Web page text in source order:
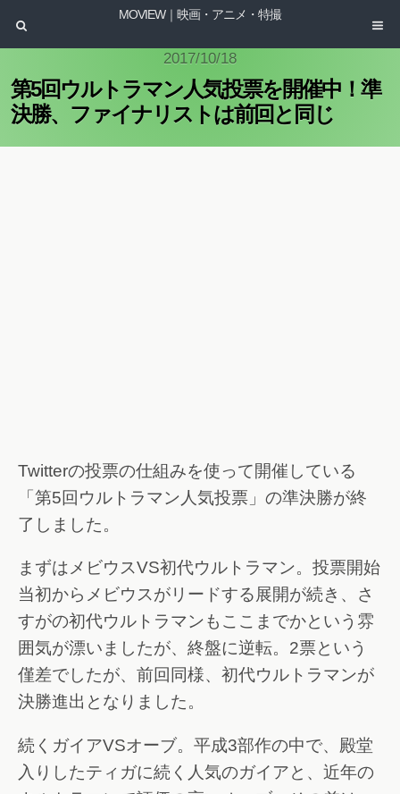
MOVIEW｜映画・アニメ・特撮
2017/10/18
第5回ウルトラマン人気投票を開催中！準
決勝、ファイナリストは前回と同じ
Twitterの投票の仕組みを使って開催している
「第5回ウルトラマン人気投票」の準決勝が終
了しました。
まずはメビウスVS初代ウルトラマン。投票開始
当初からメビウスがリードする展開が続き、さ
すがの初代ウルトラマンもここまでかという雰
囲気が漂いましたが、終盤に逆転。2票という
僅差でしたが、前回同様、初代ウルトラマンが
決勝進出となりました。
続くガイアVSオーブ。平成3部作の中で、殿堂
入りしたティガに続く人気のガイアと、近年の